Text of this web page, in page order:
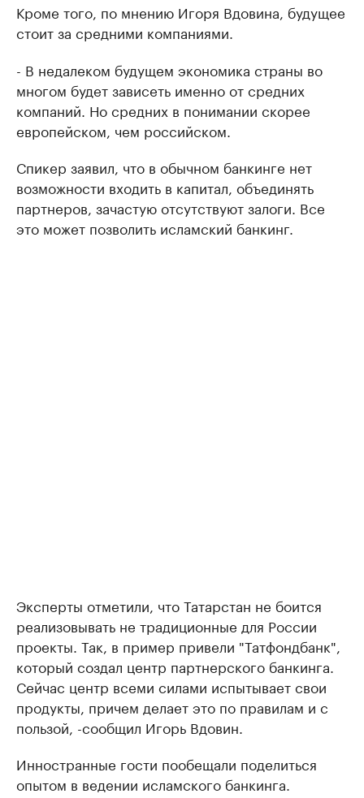
Кроме того, по мнению Игоря Вдовина, будущее
стоит за средними компаниями.
- В недалеком будущем экономика страны во
многом будет зависеть именно от средних
компаний. Но средних в понимании скорее
европейском, чем российском.
Спикер заявил, что в обычном банкинге нет
возможности входить в капитал, объединять
партнеров, зачастую отсутствуют залоги. Все
это может позволить исламский банкинг.
Эксперты отметили, что Татарстан не боится
реализовывать не традиционные для России
проекты. Так, в пример привели "Татфондбанк",
который создал центр партнерского банкинга.
Сейчас центр всеми силами испытывает свои
продукты, причем делает это по правилам и с
пользой, -сообщил Игорь Вдовин.
Инностранные гости пообещали поделиться
опытом в ведении исламского банкинга.